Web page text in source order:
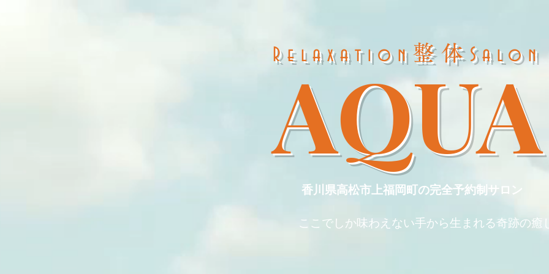
Relaxation 整体 Salon
​
AQUA
​香川県高松市上福岡町の完全予約制サロン
ここでしか味わえない手から生まれる奇跡の癒